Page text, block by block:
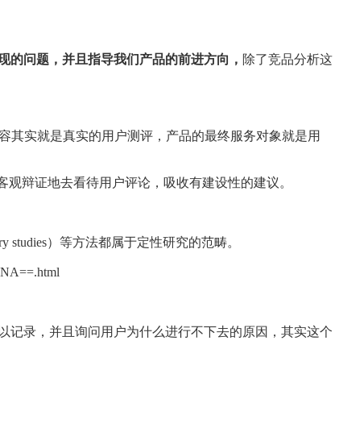
的问题，并且指导我们产品的前进方向， 除了竞品分析这
其实就是真实的用户测评，产品的最终服务对象就是用
辩证地去看待用户评论，吸收有建设性的建议。
studies）等方法都属于定性研究的范畴。
录，并且询问用户为什么进行不下去的原因，其实这个